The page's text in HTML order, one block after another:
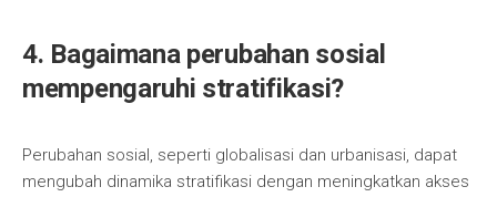
4. Bagaimana perubahan sosial
mempengaruhi stratifikasi?
Perubahan sosial, seperti globalisasi dan urbanisasi, dapat
mengubah dinamika stratifikasi dengan meningkatkan akses